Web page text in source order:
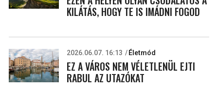
KILÁTÁS, HOGY TE IS IMÁDNI FOGOD
2026.06.07. 16:13 Életmód
EZ A VÁROS NEM VÉLETLENÜL EJTI
RABUL AZ UTAZÓKAT